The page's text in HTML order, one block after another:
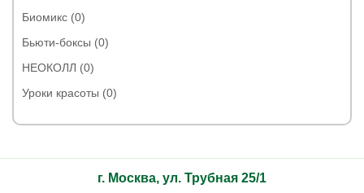
Биомикс (0)
Бьюти-боксы (0)
НЕОКОЛЛ (0)
Уроки красоты (0)
г. Москва, ул. Трубная 25/1